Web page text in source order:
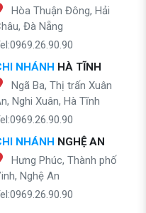
Hòa Thuận Đông, Hải
Đà Nẵng
NHÁNH HÀ TĨNH
Ngã Ba, Thị trấn Xuân
Nghi Xuân, Hà Tĩnh
NHÁNH NGHỆ AN
Hưng Phúc, Thành phố
Nghệ An